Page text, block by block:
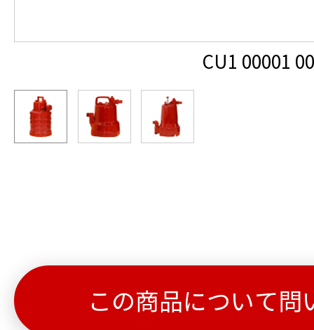
CU1 00001
この商品について問